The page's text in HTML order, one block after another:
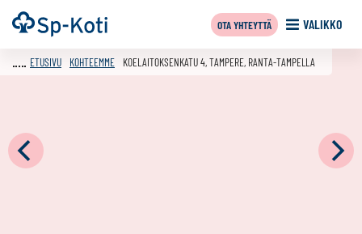
Siirry
sisältöön
Etusivu VALIKKO
OTA YHTEYTTÄ
ETUSIVU KOHTEEMME KOELAITOKSENKATU 4, TAMPERE, RANTA-TAMPELLA